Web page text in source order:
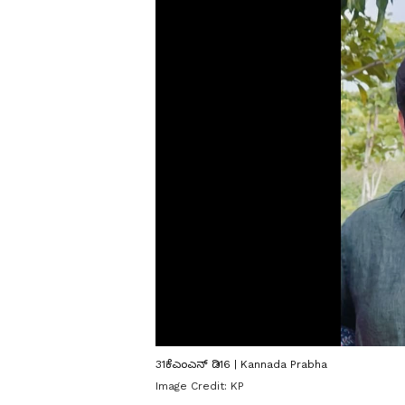
31ಕೆಎಂಎನ್ ಡಿ16 | Kannada Prabha
Image Credit: KP